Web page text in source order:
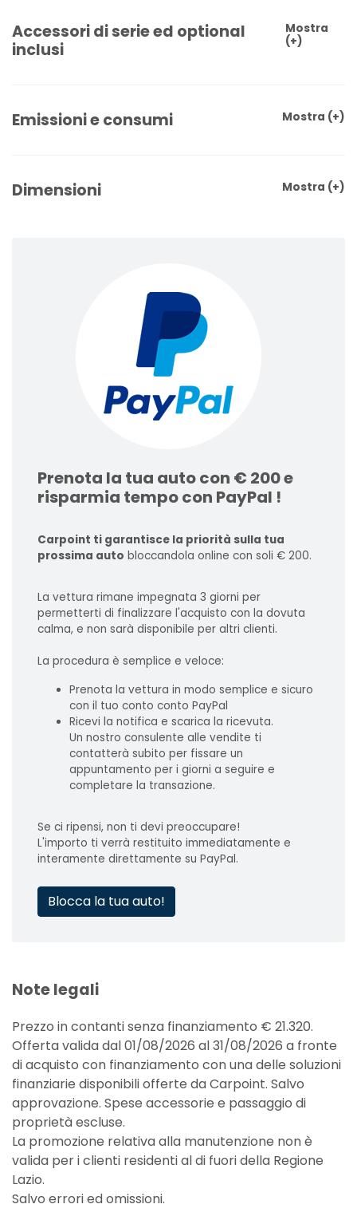
Accessori di serie ed optional
inclusi
Mostra
(+)
Emissioni e consumi Mostra (+)
Dimensioni Mostra (+)
Prenota la tua auto con € 200 e
risparmia tempo con PayPal !
Carpoint ti garantisce la priorità sulla tua
prossima auto bloccandola online con soli € 200.
La vettura rimane impegnata 3 giorni per
permetterti di finalizzare l'acquisto con la dovuta
calma, e non sarà disponibile per altri clienti.
La procedura è semplice e veloce:
Prenota la vettura in modo semplice e sicuro
con il tuo conto conto PayPal
Ricevi la notifica e scarica la ricevuta.
Un nostro consulente alle vendite ti
contatterà subito per fissare un
appuntamento per i giorni a seguire e
completare la transazione.
Se ci ripensi, non ti devi preoccupare!
L'importo ti verrà restituito immediatamente e
interamente direttamente su PayPal.
Blocca la tua auto!
Note legali
Prezzo in contanti senza finanziamento € 21.320.
Offerta valida dal 01/08/2026 al 31/08/2026 a fronte
di acquisto con finanziamento con una delle soluzioni
finanziarie disponibili offerte da Carpoint. Salvo
approvazione. Spese accessorie e passaggio di
proprietà escluse.
La promozione relativa alla manutenzione non è
valida per i clienti residenti al di fuori della Regione
Lazio.
Salvo errori ed omissioni.